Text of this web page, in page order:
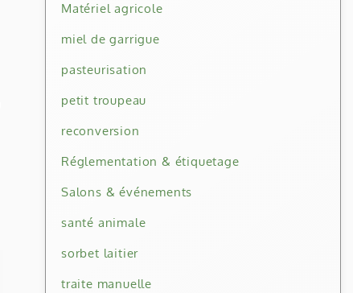
Matériel agricole
miel de garrigue
pasteurisation
petit troupeau
reconversion
Réglementation & étiquetage
Salons & événements
santé animale
sorbet laitier
traite manuelle